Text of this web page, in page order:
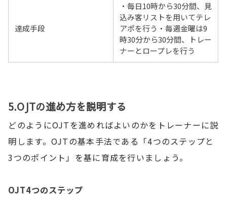
達成手段
・毎日10時から30分間、見
込み客リストを用いてテレ
アポを行う・毎週金曜は9
時30分から30分間、トレー
ナーとロープレを行う
5.OJTの進め方を説明する
どのようにOJTを進めればよいのかをトレーナーに説
明します。OJTの基本手法である「4つのステップと
3つのポイント」を基に育成を行いましょう。
OJT4つのステップ